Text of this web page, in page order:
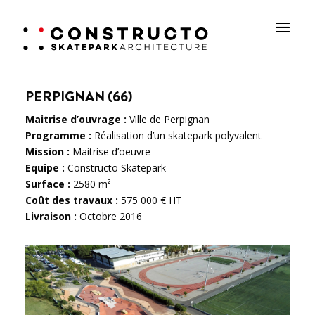
PERPIGNAN (66)
Maitrise d’ouvrage : Ville de Perpignan
Programme : Réalisation d’un skatepark polyvalent
Mission : Maitrise d’oeuvre
Equipe : Constructo Skatepark
Surface : 2580 m²
Coût des travaux : 575 000 € HT
Livraison : Octobre 2016